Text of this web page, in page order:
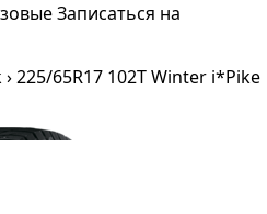
Записаться на
›225/65R17 102T Winter i*Pike